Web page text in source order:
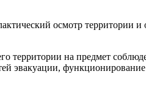
осмотр
территории на предмет
эвакуации,